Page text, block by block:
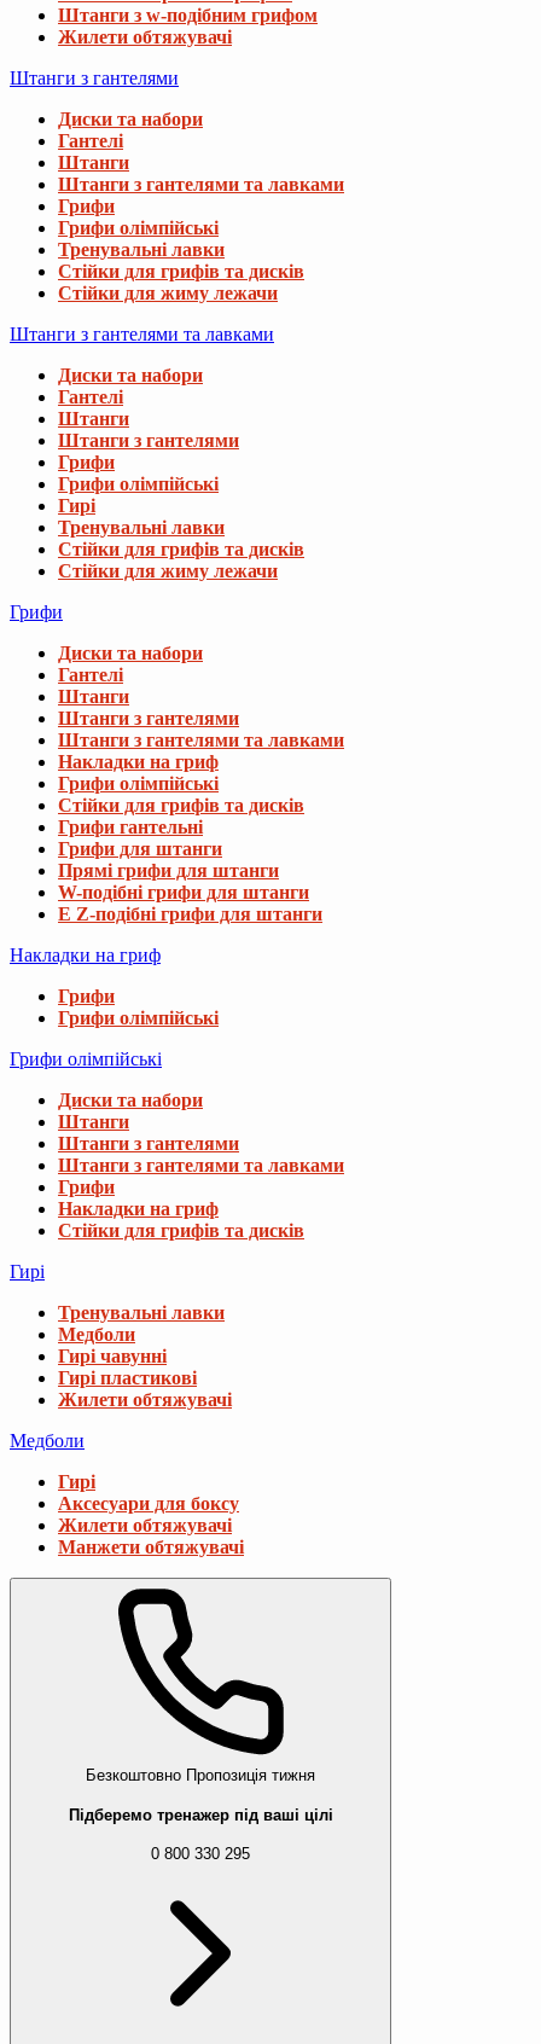
Штанги з w-подібним грифом
Жилети обтяжувачі
Штанги з гантелями
Диски та набори
Гантелі
Штанги
Штанги з гантелями та лавками
Грифи
Грифи олімпійські
Тренувальні лавки
Стійки для грифів та дисків
Стійки для жиму лежачи
Штанги з гантелями та лавками
Диски та набори
Гантелі
Штанги
Штанги з гантелями
Грифи
Грифи олімпійські
Гирі
Тренувальні лавки
Стійки для грифів та дисків
Стійки для жиму лежачи
Грифи
Диски та набори
Гантелі
Штанги
Штанги з гантелями
Штанги з гантелями та лавками
Накладки на гриф
Грифи олімпійські
Стійки для грифів та дисків
Грифи гантельні
Грифи для штанги
Прямі грифи для штанги
W-подібні грифи для штанги
E Z-подібні грифи для штанги
Накладки на гриф
Грифи
Грифи олімпійські
Грифи олімпійські
Диски та набори
Штанги
Штанги з гантелями
Штанги з гантелями та лавками
Грифи
Накладки на гриф
Стійки для грифів та дисків
Гирі
Тренувальні лавки
Медболи
Гирі чавунні
Гирі пластикові
Жилети обтяжувачі
Медболи
Гирі
Аксесуари для боксу
Жилети обтяжувачі
Манжети обтяжувачі
Безкоштовно Пропозиція тижня
Підберемо тренажер під ваші цілі
0 800 330 295